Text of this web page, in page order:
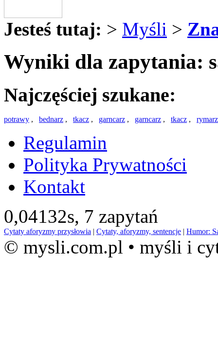
Jesteś tutaj: > Myśli >
Wyniki dla zapytania:
Najczęściej szukane:
potrawy , bednarz , tkacz , garncarz , garncarz , tkacz , rymarz
Regulamin
Polityka Prywatności
Kontakt
0,04132s, 7 zapytań
Cytaty aforyzmy przysłowia | Cytaty, aforyzmy, sentencje | Humor:
© mysli.com.pl • myśli i